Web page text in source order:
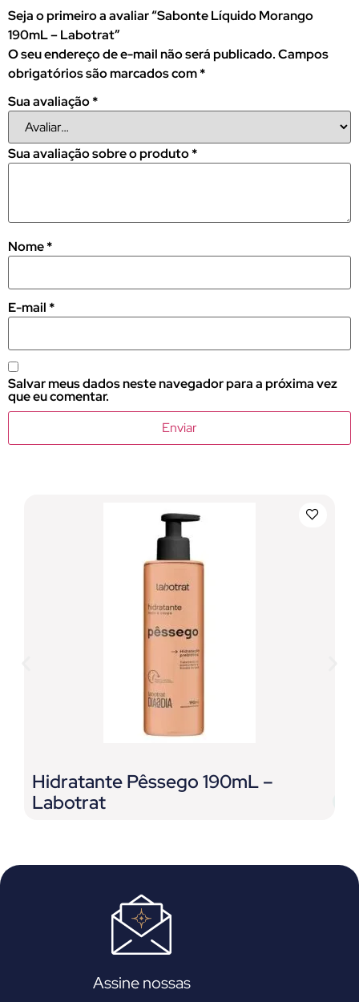
Seja o primeiro a avaliar “Sabonte Líquido Morango
190mL – Labotrat”
O seu endereço de e-mail não será publicado.Campos
obrigatórios são marcados com*
Sua avaliação*
Sua avaliação sobre o produto*
Nome*
E-mail *
Salvar meus dados neste navegador para a próxima vez
que eu comentar.
Hidratante Pêssego 190mL –
Labotrat
Assine nossas